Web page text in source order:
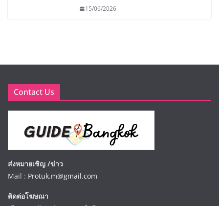
15/06/2026
Contact Us
ส่งหมายเชิญ /ข่าว
Mail : Protuk.m@gmail.com
ติดต่อโฆษณา